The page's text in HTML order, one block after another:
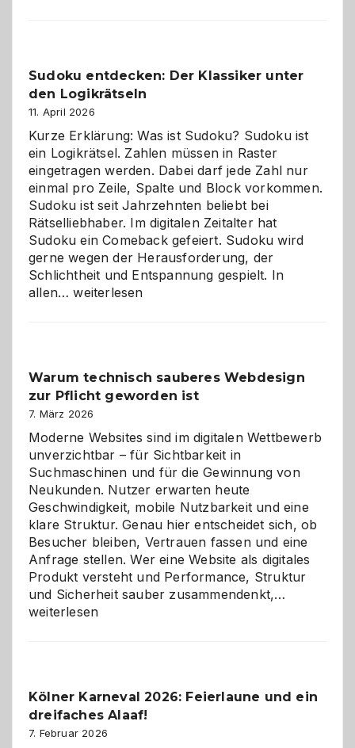
Sudoku entdecken: Der Klassiker unter
den Logikrätseln
11. April 2026
Kurze Erklärung: Was ist Sudoku? Sudoku ist
ein Logikrätsel. Zahlen müssen in Raster
eingetragen werden. Dabei darf jede Zahl nur
einmal pro Zeile, Spalte und Block vorkommen.
Sudoku ist seit Jahrzehnten beliebt bei
Rätselliebhaber. Im digitalen Zeitalter hat
Sudoku ein Comeback gefeiert. Sudoku wird
gerne wegen der Herausforderung, der
Schlichtheit und Entspannung gespielt. In
allen…Sudoku
den
Logikrätseln
weiterlesen
Warum technisch sauberes Webdesign
zur Pflicht geworden ist
7. März 2026
Moderne Websites sind im digitalen Wettbewerb
unverzichtbar – für Sichtbarkeit in
Suchmaschinen und für die Gewinnung von
Neukunden. Nutzer erwarten heute
Geschwindigkeit, mobile Nutzbarkeit und eine
klare Struktur. Genau hier entscheidet sich, ob
Besucher bleiben, Vertrauen fassen und eine
Anfrage stellen. Wer eine Website als digitales
Produkt versteht und Performance, Struktur
und Sicherheit sauber zusammendenkt,…
geworden
weiterlesen
Kölner Karneval 2026: Feierlaune und ein
dreifaches Alaaf!
7. Februar 2026